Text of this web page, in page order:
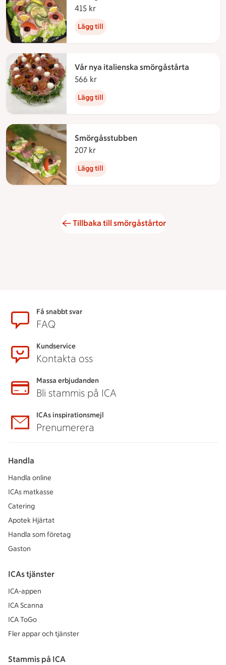
415 kr
Lägg till
Vår nya italienska smörgåstårta
566 kr
Lägg till
Smörgåsstubben
207 kr
Lägg till
Tillbaka till smörgåstårtor
SidfotFå snabbt svar
FAQ
Kundservice
Kontakta oss
Massa erbjudanden
Bli stammis på ICA
ICAs inspirationsmejl
Prenumerera
Handla
Handla online
ICAs matkasse
Catering
Apotek Hjärtat
Handla som företag
Gaston
ICAs tjänster
ICA-appen
ICA Scanna
ICA ToGo
Fler appar och tjänster
Stammis på ICA